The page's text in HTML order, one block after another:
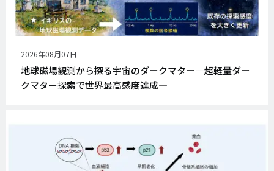
公
開
日
2026年08月07日
地球磁場観測から探る宇宙のダークマター―超軽量ダー
クマター探索で世界最高感度達成―